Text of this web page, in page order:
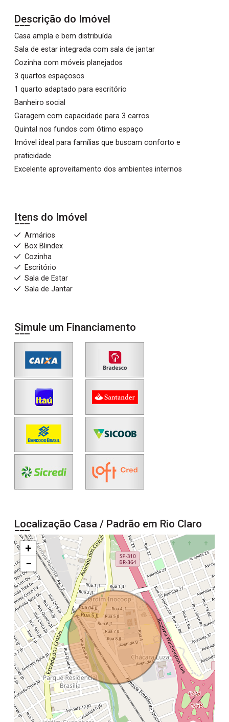
Descrição do Imóvel
Casa ampla e bem distribuída
Sala de estar integrada com sala de jantar
Cozinha com móveis planejados
3 quartos espaçosos
1 quarto adaptado para escritório
Banheiro social
Garagem com capacidade para 3 carros
Quintal nos fundos com ótimo espaço
Imóvel ideal para famílias que buscam conforto e
praticidade
Excelente aproveitamento dos ambientes internos
Itens do Imóvel
Armários
Box Blindex
Cozinha
Escritório
Sala de Estar
Sala de Jantar
Simule um Financiamento
Localização Casa / Padrão em Rio Claro
+
−